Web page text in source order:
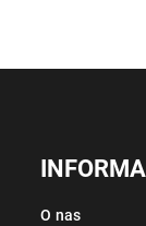
O nas